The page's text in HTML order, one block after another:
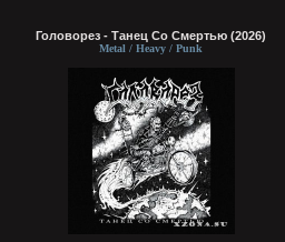
Головорез - Tанец Со Смертью (2026)
Metal / Heavy / Punk